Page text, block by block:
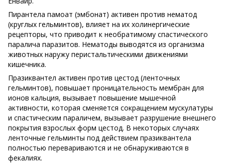
Пирантела памоат (эмбонат) активен против нематод
(круглых гельминтов), влияет на их холинергические
рецепторы, что приводит к необратимому спастического
паралича паразитов. Нематоды выводятся из организма
животных наружу перистальтическими движениями
кишечника.
Празиквантел активен против цестод (ленточных
гельминтов), повышает проницательность мембран для
ионов кальция, вызывает повышение мышечной
активности, которая сменяется сокращением мускулатуры
и спастическим параличем, вызывает разрушение внешнего
покрытия взрослых форм цестод. В некоторых случаях
ленточные гельминты под действием празиквантела
полностью перевариваются и не обнаруживаются в
фекалиях.